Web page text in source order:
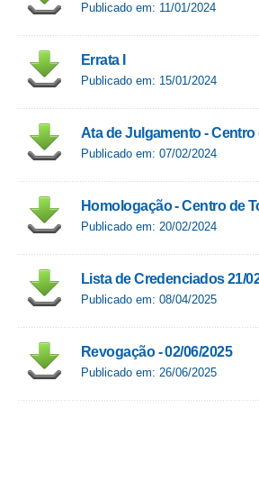
Publicado em: 11/01/2024
Errata I
Publicado em: 15/01/2024
Ata de Julgamento -
Publicado em: 07/02/2024
Homologação - Centro de
Publicado em: 20/02/2024
Lista de Credenciados 21/
Publicado em: 08/04/2025
Revogação - 02/06/2025
Publicado em: 26/06/2025